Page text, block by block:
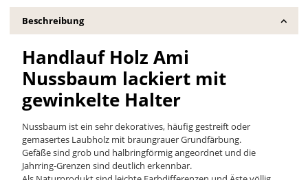
Beschreibung
Handlauf Holz Ami
Nussbaum lackiert mit
gewinkelte Halter
Nussbaum ist ein sehr dekoratives, häufig gestreift oder
gemasertes Laubholz mit braungrauer Grundfärbung.
Gefäße sind grob und halbringförmig angeordnet und die
Jahrring-Grenzen sind deutlich erkennbar.